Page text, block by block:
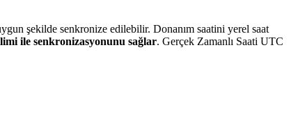
şekilde senkronize edilebilir. Donanım saatini yerel saat
ile senkronizasyonunu sağlar. Gerçek Zamanlı Saati UTC